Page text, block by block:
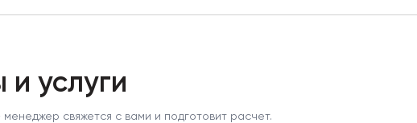
услуги
свяжется с вами и подготовит расчет.